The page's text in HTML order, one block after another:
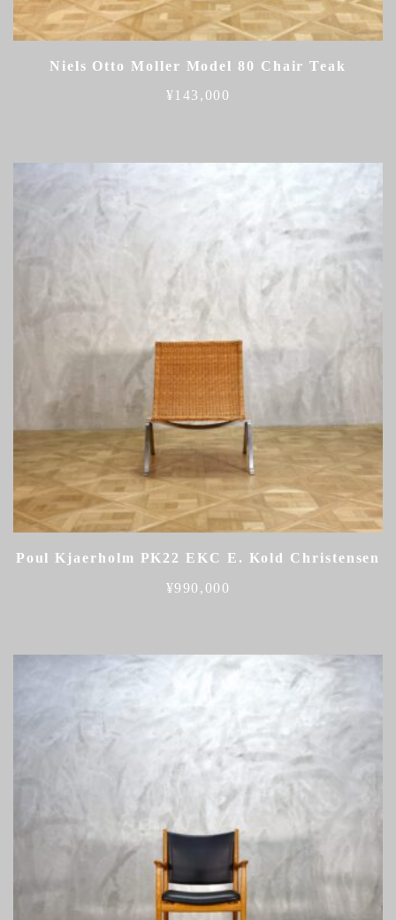
Niels Otto Moller Model 80 Chair Teak
¥143,000
Poul Kjaerholm PK22 EKC E. Kold Christensen
¥990,000